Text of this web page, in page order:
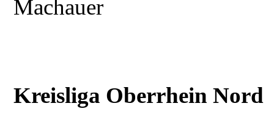
Machauer
Kreisliga Oberrhein Nord